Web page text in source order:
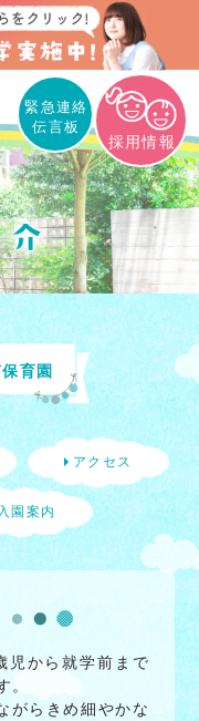
採用情報
緊急連絡
伝言板
育園
アクセス
入園案内
児から就学前まで
。
がらきめ細やかな